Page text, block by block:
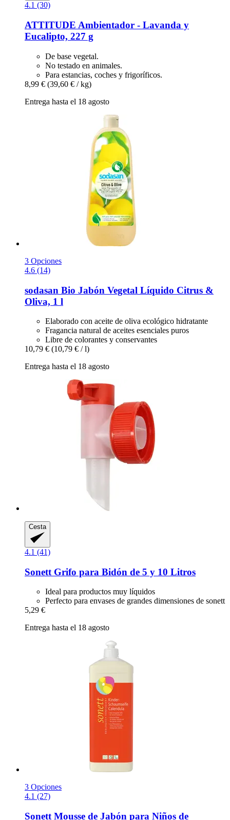
4.1 (30)
ATTITUDE Ambientador -​ Lavanda y
Eucalipto, 227 g
De base vegetal.
No testado en animales.
Para estancias, coches y frigoríficos.
8,99 € (39,60 € / kg)
Entrega hasta el 18 agosto
3 Opciones
4.6 (14)
sodasan Bio Jabón Vegetal Líquido Citrus &
Oliva, 1 l
Elaborado con aceite de oliva ecológico hidratante
Fragancia natural de aceites esenciales puros
Libre de colorantes y conservantes
10,79 € (10,79 € / l)
Entrega hasta el 18 agosto
Cesta
4.1 (41)
Sonett Grifo para Bidón de 5 y 10 Litros
Ideal para productos muy líquidos
Perfecto para envases de grandes dimensiones de sonett
5,29 €
Entrega hasta el 18 agosto
3 Opciones
4.1 (27)
Sonett Mousse de Jabón para Niños de